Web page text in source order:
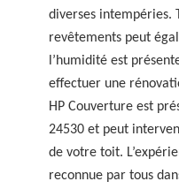
diverses intempéries.
revêtements peut
l’humidité est
effectuer une
HP Couverture est
24530 et peut
de votre toit.
reconnue par tous